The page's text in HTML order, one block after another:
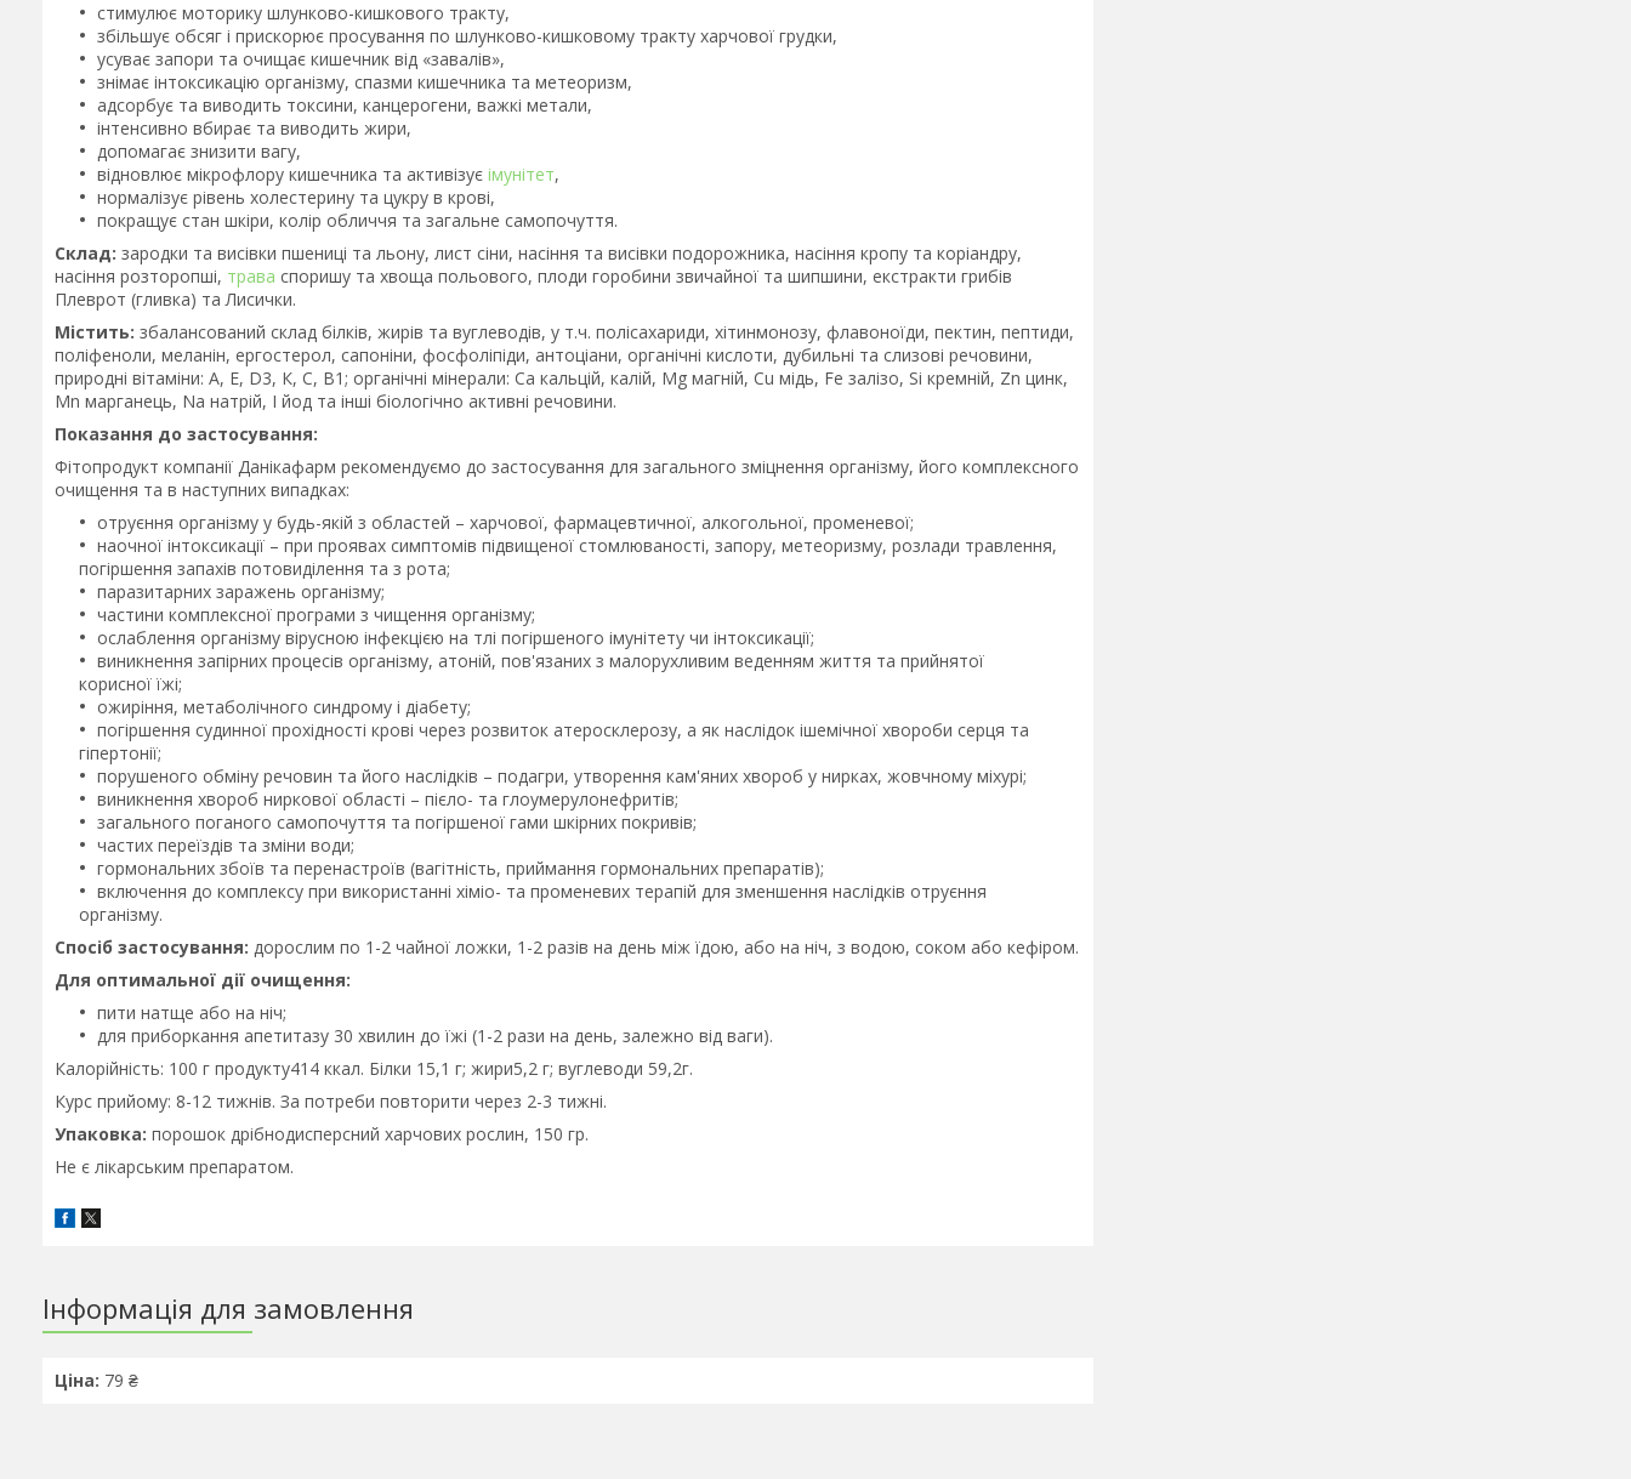
стимулює моторику шлунково-кишкового тракту,
збільшує обсяг і прискорює просування по шлунково-кишковому тракту харчової грудки,
усуває запори та очищає кишечник від «завалів»,
знімає інтоксикацію організму, спазми кишечника та метеоризм,
адсорбує та виводить токсини, канцерогени, важкі метали,
інтенсивно вбирає та виводить жири,
допомагає знизити вагу,
відновлює мікрофлору кишечника та активізує імунітет,
нормалізує рівень холестерину та цукру в крові,
покращує стан шкіри, колір обличчя та загальне самопочуття.
Склад: зародки та висівки пшениці та льону, лист сіни, насіння та висівки подорожника, насіння кропу та коріандру,
насіння розторопші, трава споришу та хвоща польового, плоди горобини звичайної та шипшини, екстракти грибів
Плеврот (гливка) та Лисички.
Містить: збалансований склад білків, жирів та вуглеводів, у т.ч. полісахариди, хітинмонозу, флавоноїди, пектин, пептиди,
поліфеноли, меланін, ергостерол, сапоніни, фосфоліпіди, антоціани, органічні кислоти, дубильні та слизові речовини,
природні вітаміни: A, E, D3, К, C, B1; органічні мінерали: Ca кальцій, калій, Mg магній, Cu мідь, Fe залізо, Si кремній, Zn цинк,
Mn марганець, Na натрій, I йод та інші біологічно активні речовини.
Показання до застосування:
Фітопродукт компанії Данікафарм рекомендуємо до застосування для загального зміцнення організму, його комплексного
очищення та в наступних випадках:
отруєння організму у будь-якій з областей – харчової, фармацевтичної, алкогольної, променевої;
наочної інтоксикації – при проявах симптомів підвищеної стомлюваності, запору, метеоризму, розлади травлення,
погіршення запахів потовиділення та з рота;
паразитарних заражень організму;
частини комплексної програми з чищення організму;
ослаблення організму вірусною інфекцією на тлі погіршеного імунітету чи інтоксикації;
виникнення запірних процесів організму, атоній, пов'язаних з малорухливим веденням життя та прийнятої
корисної їжі;
ожиріння, метаболічного синдрому і діабету;
погіршення судинної прохідності крові через розвиток атеросклерозу, а як наслідок ішемічної хвороби серця та
гіпертонії;
порушеного обміну речовин та його наслідків – подагри, утворення кам'яних хвороб у нирках, жовчному міхурі;
виникнення хвороб ниркової області – пієло- та глоумерулонефритів;
загального поганого самопочуття та погіршеної гами шкірних покривів;
частих переїздів та зміни води;
гормональних збоїв та перенастроїв (вагітність, приймання гормональних препаратів);
включення до комплексу при використанні хіміо- та променевих терапій для зменшення наслідків отруєння
організму.
Спосіб застосування: дорослим по 1-2 чайної ложки, 1-2 разів на день між їдою, або на ніч, з водою, соком або кефіром.
Для оптимальної дії очищення:
пити натще або на ніч;
для приборкання апетитазу 30 хвилин до їжі (1-2 рази на день, залежно від ваги).
Калорійність: 100 г продукту414 ккал. Білки 15,1 г; жири5,2 г; вуглеводи 59,2г.
Курс прийому: 8-12 тижнів. За потреби повторити через 2-3 тижні.
Упаковка: порошок дрібнодисперсний харчових рослин, 150 гр.
Не є лікарським препаратом.
Інформація для замовлення
Ціна: 79 ₴